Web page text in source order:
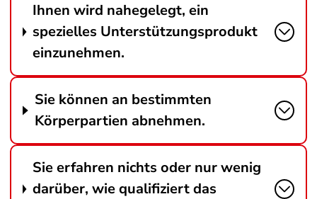
Ihnen wird nahegelegt, ein
spezielles Unterstützungsprodukt
einzunehmen.
Sie können an bestimmten
Körperpartien abnehmen.
Sie erfahren nichts oder nur wenig
darüber, wie qualifiziert das